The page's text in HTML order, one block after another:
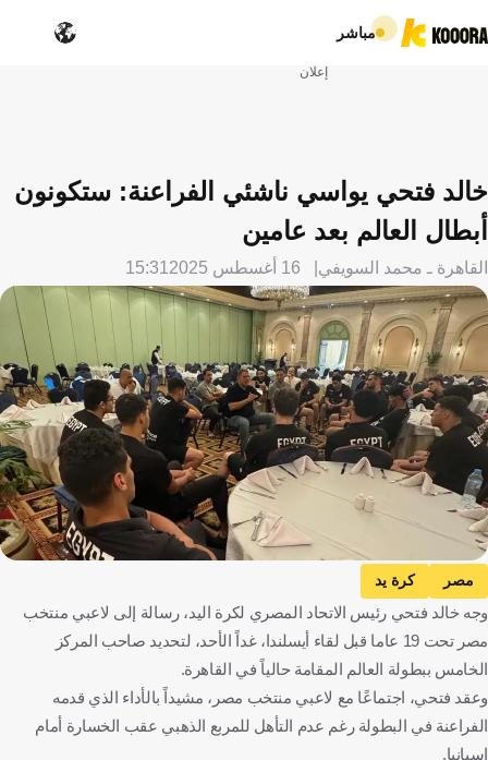
مباشر
إعلان
خالد فتحي يواسي ناشئي الفراعنة: ستكونون
أبطال العالم بعد عامين
القاهرة ـ محمد السويفي 16 أغسطس 2025 15:31
مصر كرة يد
وجه خالد فتحي رئيس الاتحاد المصري لكرة اليد، رسالة إلى لاعبي منتخب
مصر تحت 19 عاما قبل لقاء أيسلندا، غداً الأحد، لتحديد صاحب المركز
الخامس ببطولة العالم المقامة حالياً في القاهرة.
وعقد فتحي، اجتماعًا مع لاعبي منتخب مصر، مشيداً بالأداء الذي قدمه
الفراعنة في البطولة رغم عدم التأهل للمربع الذهبي عقب الخسارة أمام
إسبانيا.